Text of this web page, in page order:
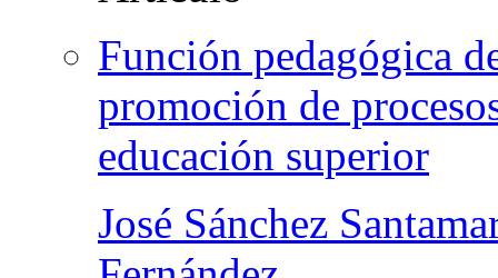
Función pedagógica
promoción de
educación superior
José Sánchez